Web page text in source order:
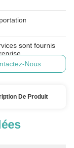
sont fournis
Nous
De Produit